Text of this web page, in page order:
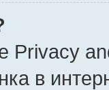
Privacy
в